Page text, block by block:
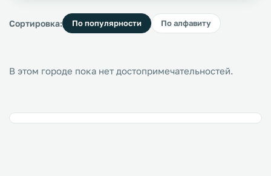
Сортировка: По популярности По алфавиту
В этом городе пока нет достопримечательностей.